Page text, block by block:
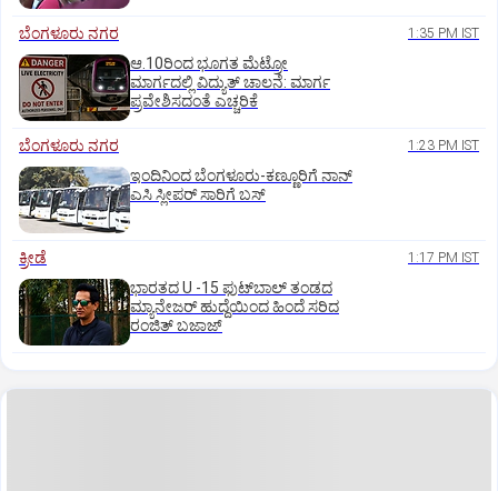
ಬೆಂಗಳೂರು ನಗರ 1:35 PM IST
ಆ.10ರಿಂದ ಭೂಗತ ಮೆಟ್ರೋ
ಮಾರ್ಗದಲ್ಲಿ ವಿದ್ಯುತ್‌ ಚಾಲನೆ: ಮಾರ್ಗ
ಪ್ರವೇಶಿಸದಂತೆ ಎಚ್ಚರಿಕೆ
ಬೆಂಗಳೂರು ನಗರ 1:23 PM IST
ಇಂದಿನಿಂದ ಬೆಂಗಳೂರು-ಕಣ್ಣೂರಿಗೆ ನಾನ್‌
ಎಸಿ ಸ್ಲೀಪರ್‌ ಸಾರಿಗೆ ಬಸ್‌
ಕ್ರೀಡೆ 1:17 PM IST
ಭಾರತದ U -15 ಫುಟ್‌ಬಾಲ್ ತಂಡದ
ಮ್ಯಾನೇಜರ್‌ ಹುದ್ದೆಯಿಂದ ಹಿಂದೆ ಸರಿದ
ರಂಜಿತ್‌ ಬಜಾಜ್‌